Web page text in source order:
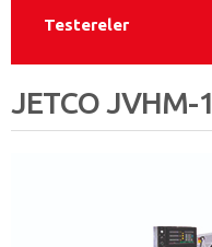
Testereler
JETCO JVHM-1